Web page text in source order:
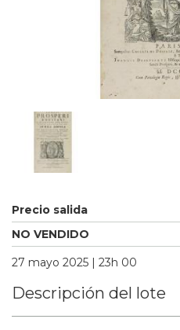
Precio salida
NO VENDIDO
27 mayo 2025 | 23h 00
Descripción del lote